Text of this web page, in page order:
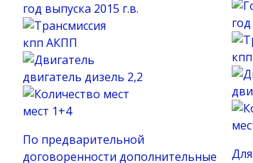
год выпуска 2015 г.в.
кпп АКПП
двигатель дизель 2,2
мест 1+4
По предварительной
договоренности дополнительные
кпп